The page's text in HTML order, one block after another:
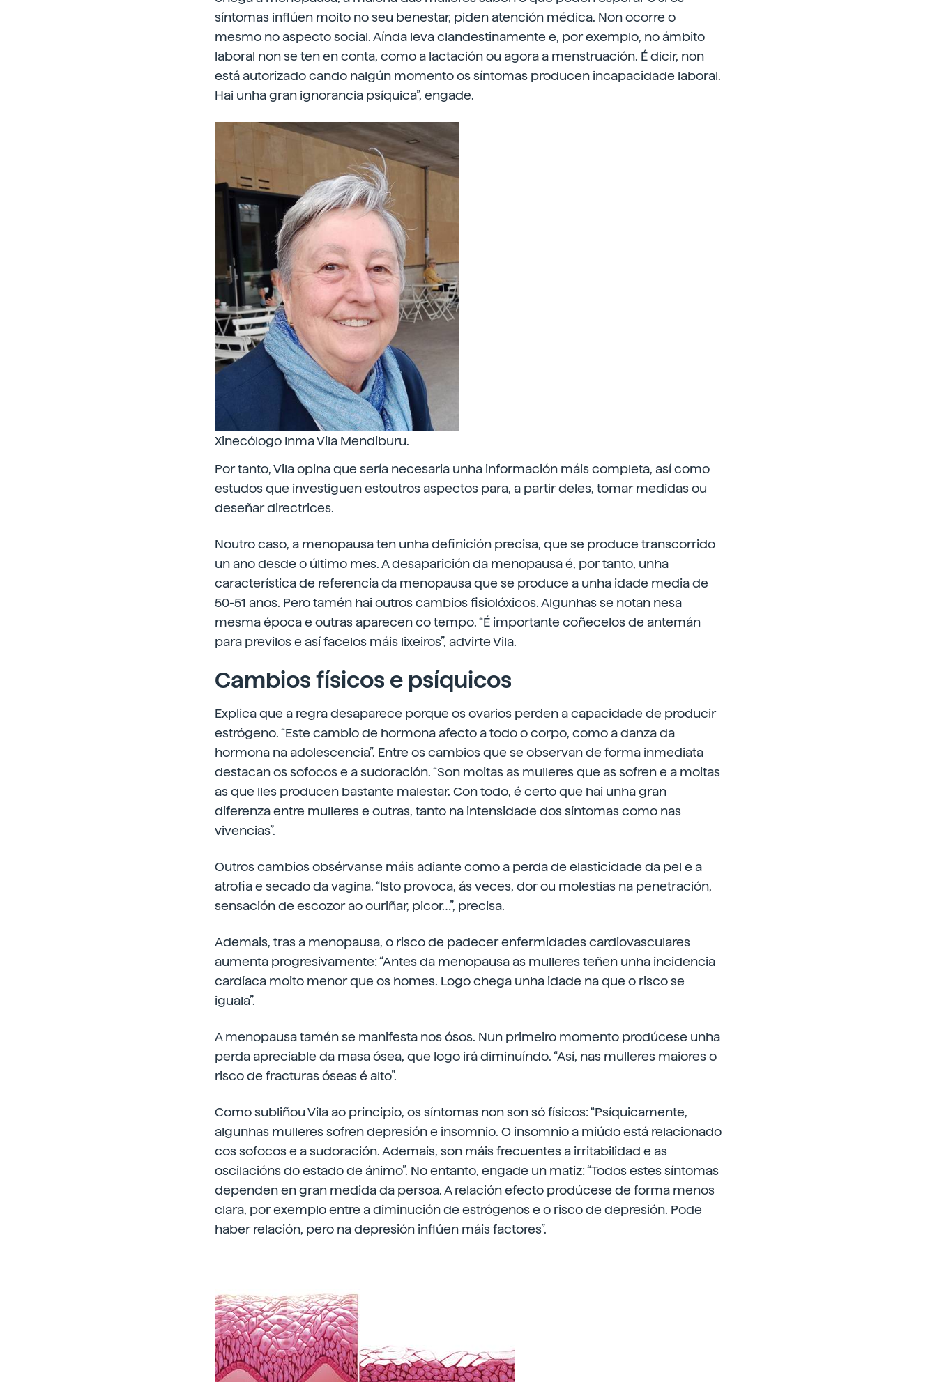
síntomas inflúen moito no seu benestar, piden atención médica. Non ocorre o
mesmo no aspecto social. Aínda leva clandestinamente e, por exemplo, no ámbito
laboral non se ten en conta, como a lactación ou agora a menstruación. É dicir, non
está autorizado cando nalgún momento os síntomas producen incapacidade laboral.
Hai unha gran ignorancia psíquica”, engade.
Xinecólogo Inma Vila Mendiburu.
Por tanto, Vila opina que sería necesaria unha información máis completa, así como
estudos que investiguen estoutros aspectos para, a partir deles, tomar medidas ou
deseñar directrices.
Noutro caso, a menopausa ten unha definición precisa, que se produce transcorrido
un ano desde o último mes. A desaparición da menopausa é, por tanto, unha
característica de referencia da menopausa que se produce a unha idade media de
50-51 anos. Pero tamén hai outros cambios fisiolóxicos. Algunhas se notan nesa
mesma época e outras aparecen co tempo. “É importante coñecelos de antemán
para previlos e así facelos máis lixeiros”, advirte Vila.
Cambios físicos e psíquicos
Explica que a regra desaparece porque os ovarios perden a capacidade de producir
estrógeno. “Este cambio de hormona afecto a todo o corpo, como a danza da
hormona na adolescencia”. Entre os cambios que se observan de forma inmediata
destacan os sofocos e a sudoración. “Son moitas as mulleres que as sofren e a moitas
as que lles producen bastante malestar. Con todo, é certo que hai unha gran
diferenza entre mulleres e outras, tanto na intensidade dos síntomas como nas
vivencias”.
Outros cambios obsérvanse máis adiante como a perda de elasticidade da pel e a
atrofia e secado da vagina. “Isto provoca, ás veces, dor ou molestias na penetración,
sensación de escozor ao ouriñar, picor…”, precisa.
Ademais, tras a menopausa, o risco de padecer enfermidades cardiovasculares
aumenta progresivamente: “Antes da menopausa as mulleres teñen unha incidencia
cardíaca moito menor que os homes. Logo chega unha idade na que o risco se
iguala”.
A menopausa tamén se manifesta nos ósos. Nun primeiro momento prodúcese unha
perda apreciable da masa ósea, que logo irá diminuíndo. “Así, nas mulleres maiores o
risco de fracturas óseas é alto”.
Como subliñou Vila ao principio, os síntomas non son só físicos: “Psíquicamente,
algunhas mulleres sofren depresión e insomnio. O insomnio a miúdo está relacionado
cos sofocos e a sudoración. Ademais, son máis frecuentes a irritabilidad e as
oscilacións do estado de ánimo”. No entanto, engade un matiz: “Todos estes síntomas
dependen en gran medida da persoa. A relación efecto prodúcese de forma menos
clara, por exemplo entre a diminución de estrógenos e o risco de depresión. Pode
haber relación, pero na depresión inflúen máis factores”.